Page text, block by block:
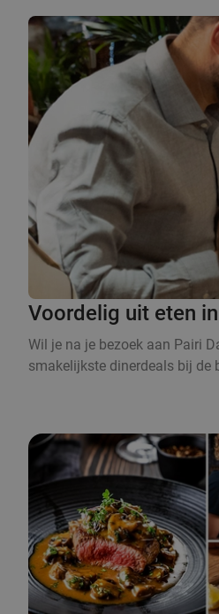
Voordelig uit eten
Wil je na je bezoek aan Pairi
smakelijkste dinerdeals bij de